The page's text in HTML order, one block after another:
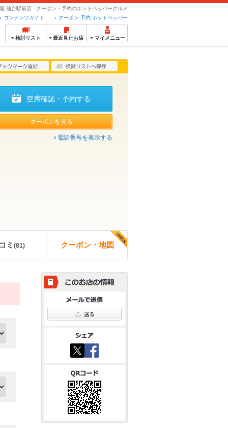
仙台駅前店 - クーポン・予約のホットペッパーグルメ
クーポン 予約 ホットペッパー
コンテンツガイド
検討リスト 最近見たお店 マイメニュー
空席確認・予約する
クーポンを見る
電話番号を表示する
ミ (81) クーポン・地図